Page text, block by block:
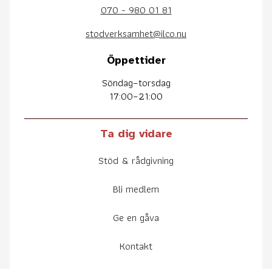
070 - 980 01 81
stodverksamhet@ilco.nu
Öppettider
Söndag–torsdag
17:00–21:00
Ta dig vidare
Stöd & rådgivning
Bli medlem
Ge en gåva
Kontakt